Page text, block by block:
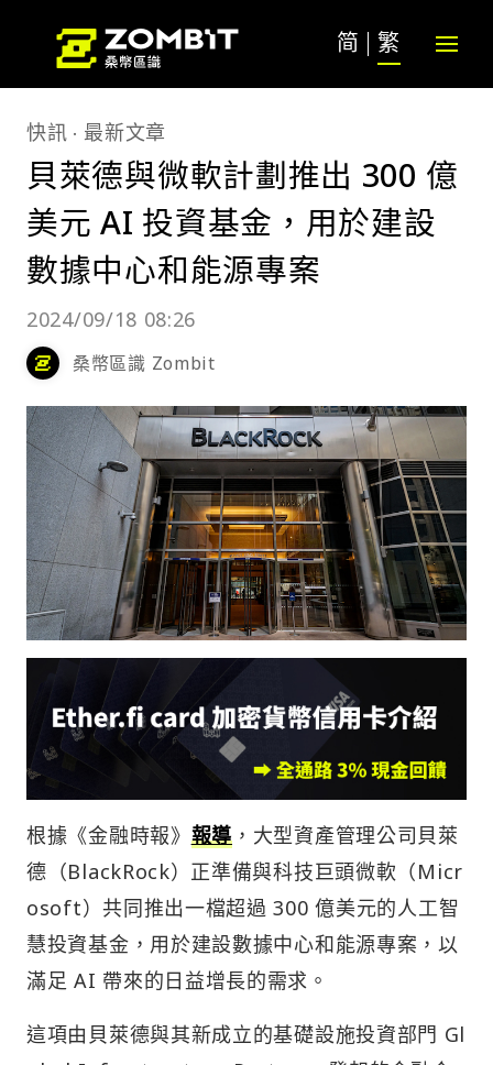
简 繁
快訊 最新文章
貝萊德與微軟計劃推出 300 億
美元 AI 投資基金，用於建設
數據中心和能源專案
2024/09/18 08:26
桑幣區識 Zombit
根據《金融時報》 報導 ，大型資產管理公司貝萊
德（BlackRock）正準備與科技巨頭微軟（Micr
osoft）共同推出一檔超過 300 億美元的人工智
慧投資基金，用於建設數據中心和能源專案，以
滿足 AI 帶來的日益增長的需求。
這項由貝萊德與其新成立的基礎設施投資部門 Gl